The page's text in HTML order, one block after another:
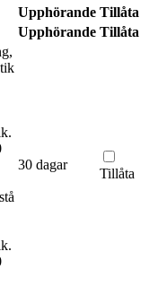
Upphörande Tillåta
Upphörande Tillåta
30 dagar
Tillåta